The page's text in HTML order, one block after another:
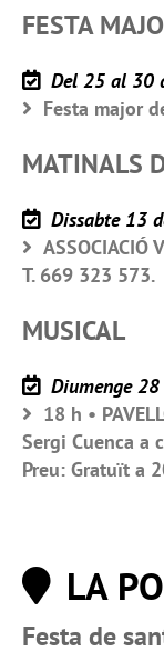
FESTA
Del 25 al 30
Festa major
MATINALS
Dissabte 13
ASSOCIACIÓ
T. 669 323 573.
MUSICAL
Diumenge
18 h •
Sergi Cuenca a
Preu: Gratuït a
LA
Festa de